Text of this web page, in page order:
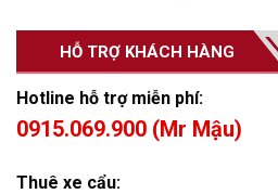
HỖ TRỢ KHÁCH HÀNG
Hotline hỗ trợ miễn phí:
0915.069.900 (Mr Mậu)
Thuê xe cẩu: